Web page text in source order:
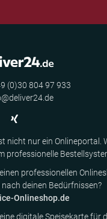
(0)30 804 97 933
nicht nur ein Onlineportal.
professionelle
professionellen
deinen Bedürfnissen?
Onlineshop.de
digitale Speisekarte für